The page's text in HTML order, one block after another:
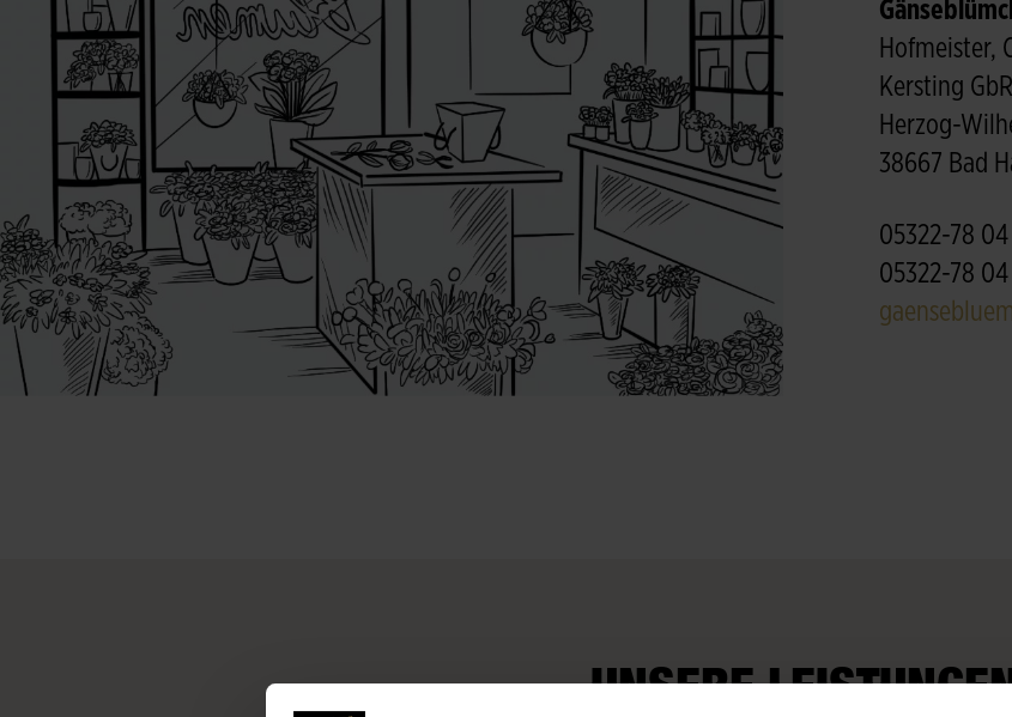
Hofmeister,
Kersting GbR
Herzog-
38667 Bad
05322-78
05322-78
UNSERE